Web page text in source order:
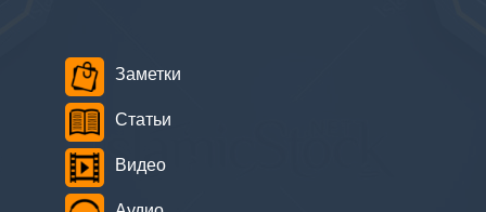
Заметки
Статьи
Видео